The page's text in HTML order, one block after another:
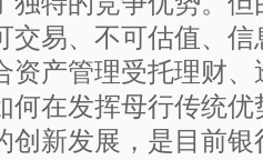
交易、不可估值、
资产管理受托理财
何在发挥母行传统
创新发展，是目前